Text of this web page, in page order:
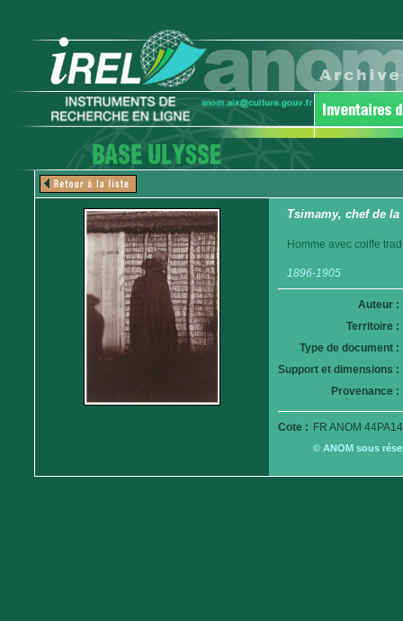
Tsimamy, chef de
Homme avec coiffe
1896-1905
Auteur :
Territoire :
Type de document :
Support et dimensions :
Provenance :
Cote : FR ANOM
© ANOM sous